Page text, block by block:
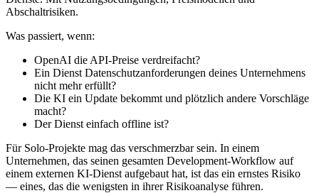
Abschaltrisiken.
Was passiert, wenn:
OpenAI die API-Preise verdreifacht?
Ein Dienst Datenschutzanforderungen deines Unternehmens
nicht mehr erfüllt?
Die KI ein Update bekommt und plötzlich andere Vorschläge
macht?
Der Dienst einfach offline ist?
Für Solo-Projekte mag das verschmerzbar sein. In einem
Unternehmen, das seinen gesamten Development-Workflow auf
einem externen KI-Dienst aufgebaut hat, ist das ein ernstes Risiko
— eines, das die wenigsten in ihrer Risikoanalyse führen.